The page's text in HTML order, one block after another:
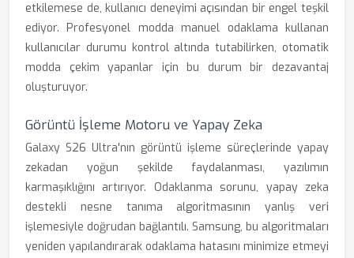
etkilemese de, kullanıcı deneyimi açısından bir engel teşkil
ediyor. Profesyonel modda manuel odaklama kullanan
kullanıcılar durumu kontrol altında tutabilirken, otomatik
modda çekim yapanlar için bu durum bir dezavantaj
oluşturuyor.
Görüntü İşleme Motoru ve Yapay Zeka
Galaxy S26 Ultra'nın görüntü işleme süreçlerinde yapay
zekadan yoğun şekilde faydalanması, yazılımın
karmaşıklığını artırıyor. Odaklanma sorunu, yapay zeka
destekli nesne tanıma algoritmasının yanlış veri
işlemesiyle doğrudan bağlantılı. Samsung, bu algoritmaları
yeniden yapılandırarak odaklama hatasını minimize etmeyi